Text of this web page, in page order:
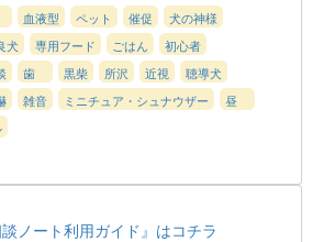
血液型 ペット 催促
犬の神様
犬 専用フード ごはん
初心者
歯 黒柴 所沢 近視
聴導犬
雑音 ミニチュア・シュナウザー
昼
談ノート利用ガイド』はコチラ